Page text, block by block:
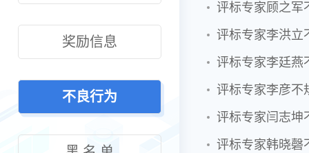
奖励信息
不良行为
评标专家顾之军
评标专家李洪立
评标专家李廷燕
评标专家李彦不
评标专家闫志坤
评标专家韩晓磬